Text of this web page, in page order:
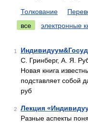
Толкование
все
электронные
1
С. Гринберг, А. Я.
Новая книга
подставляет собой
руб
2 Лекция
Разные аспекты